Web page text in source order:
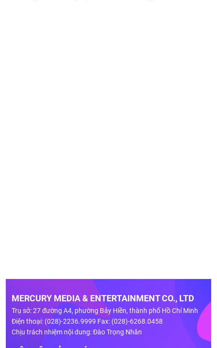
MERCURY MEDIA & ENTERTAINMENT CO., LTD
Trụ sở: 27 đường A4, phường Bảy Hiền, thành phố Hồ Chí Minh
Điện thoại: (028)-2236.9999 Fax: (028)-6268.0458
Chịu trách nhiệm nội dung: Đào Trọng Nhân